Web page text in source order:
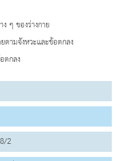
ๆ ของร่างกาย
ตามจังหวะและข้อตกลง
ตกลง
2